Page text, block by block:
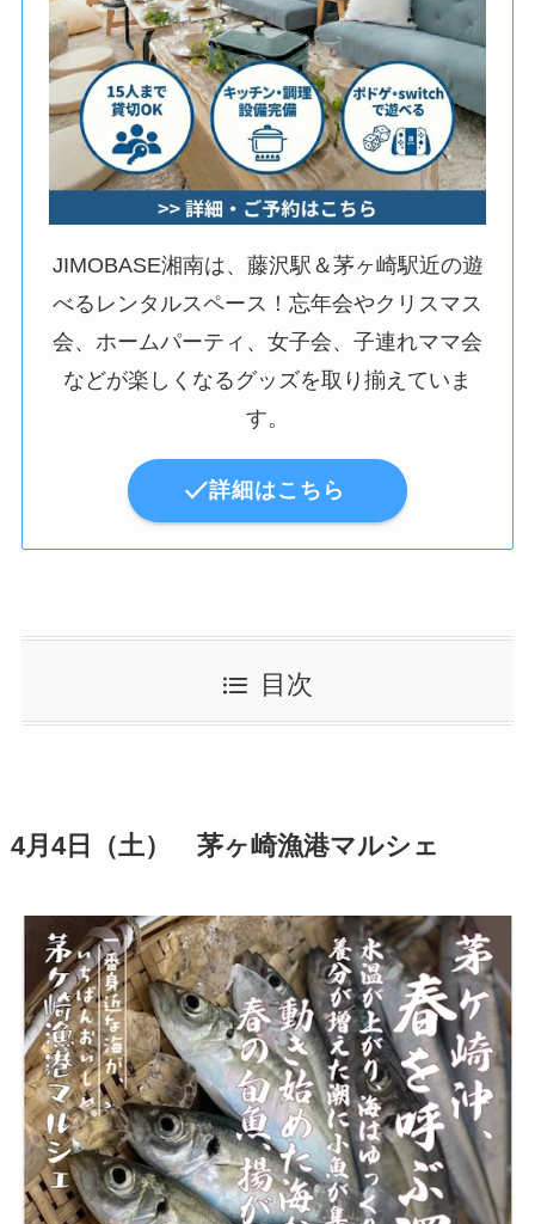
JIMOBASE湘南は、藤沢駅＆茅ヶ崎駅近の遊
べるレンタルスペース！忘年会やクリスマス
会、ホームパーティ、女子会、子連れママ会
などが楽しくなるグッズを取り揃えていま
す。
詳細はこちら
目次
4月4日（土） 茅ヶ崎漁港マルシェ